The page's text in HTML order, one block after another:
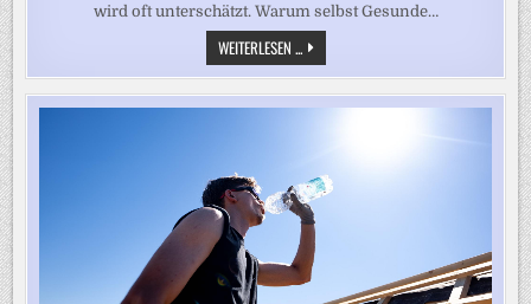
wird oft unterschätzt. Warum selbst Gesunde…
WEITERLESEN ... WARUM
HITZE
ALLE
GEFÄHRDET
–